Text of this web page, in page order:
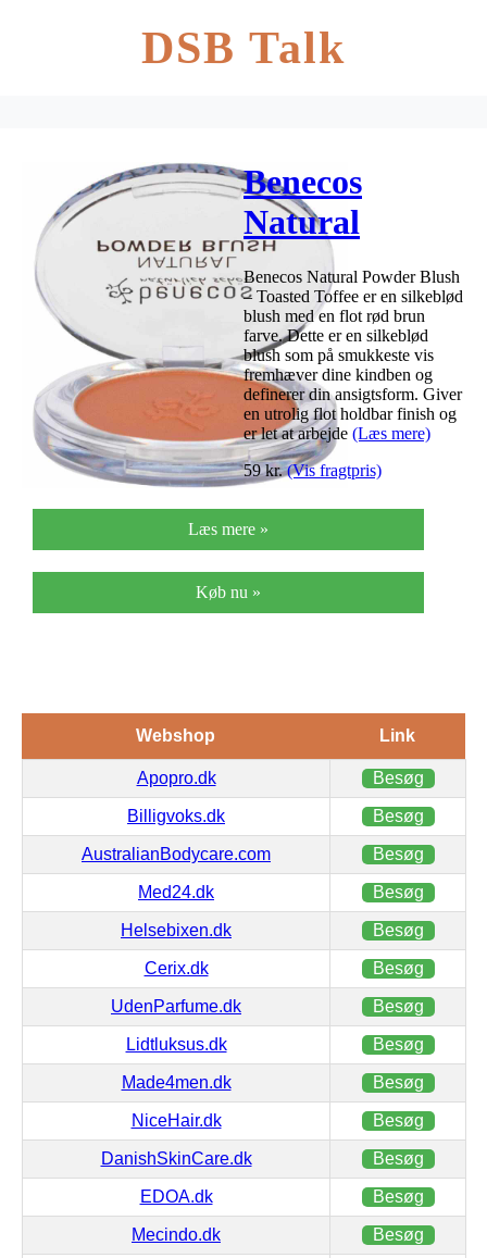
DSB Talk
Benecos
Natural
Powder Blush
5 g – Toasted
Toffee
Benecos Natural Powder Blush
– Toasted Toffee er en silkeblød
blush med en flot rød brun
farve. Dette er en silkeblød
blush som på smukkeste vis
fremhæver dine kindben og
definerer din ansigtsform. Giver
en utrolig flot holdbar finish og
er let at arbejde (Læs mere)
59 kr. (Vis fragtpris)
Læs mere »
Køb nu »
Webshop Link
Apopro.dk Besøg
Billigvoks.dk Besøg
AustralianBodycare.com Besøg
Med24.dk Besøg
Helsebixen.dk Besøg
Cerix.dk Besøg
UdenParfume.dk Besøg
Lidtluksus.dk Besøg
Made4men.dk Besøg
NiceHair.dk Besøg
DanishSkinCare.dk Besøg
EDOA.dk Besøg
Mecindo.dk Besøg